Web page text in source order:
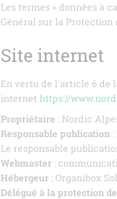
Les termes « données à
Général sur la Protection
Site internet
En vertu de l'article 6 de
internet https://
Propriétaire : Nordic
Responsable publication
Le responsable
Webmaster :
Hébergeur : Organibox
Délégué à la protection